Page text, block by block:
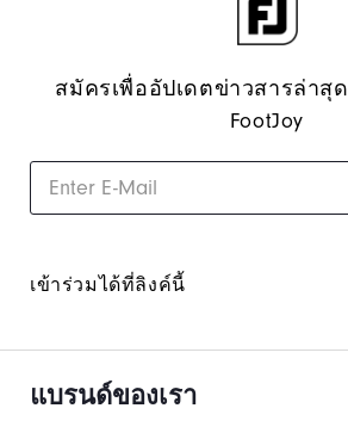
สมัครเพื่ออัปเดตข่าวสารล่าสุ
FootJoy
เข้าร่วมได้ที่ลิงค์นี้
แบรนด์ของเรา